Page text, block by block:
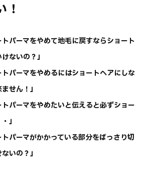
トパーマをやめて地毛に戻すならショート
ないの？」
トパーマをやめるにはショートヘアにしな
せん！」
トパーマをやめたいと伝えると必ずショー
」
トパーマがかかっている部分をばっさり切
いの？」